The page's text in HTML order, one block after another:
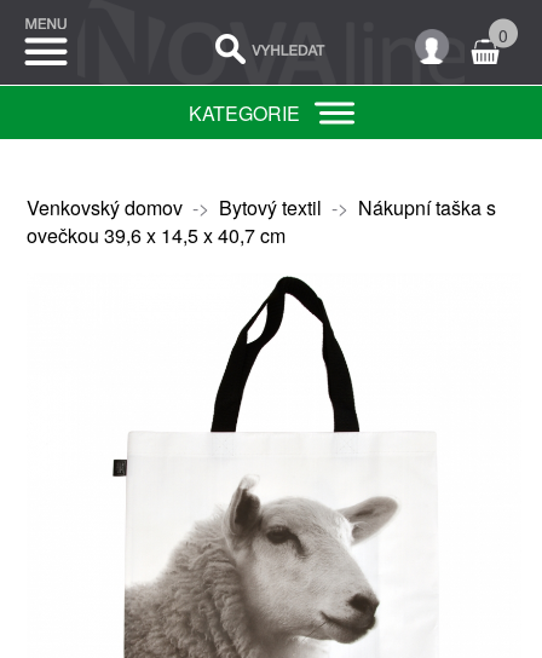
0
KATEGORIE
Venkovský domov-> Bytový textil -> Nákupní taška s
ovečkou 39,6 x 14,5 x 40,7 cm